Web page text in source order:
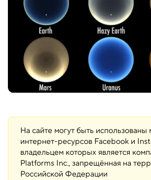
На сайте могут быть использованы
интернет-ресурсов Facebook и
владельцем которых является
Platforms Inc., запрещённая на
Российской Федерации